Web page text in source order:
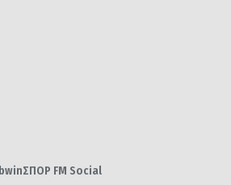
bwinΣΠΟΡ FM Social